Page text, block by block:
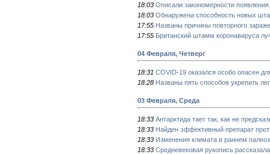
18:03 Описали закономерности
18:03 Обнаружена способность новых
17:55 Названы причины повторного
17:55 Британский штамм коронавируса
04 Февраля, Четверг
18:31 COVID-19 оказался особо опасен
18:28 Названы пять способов укрепить
03 Февраля, Среда
18:33 Антарктида тает так, как не
18:33 Найден эффективный препарат
18:33 Изменения климата в раннем
18:33 Средневековая рукопись